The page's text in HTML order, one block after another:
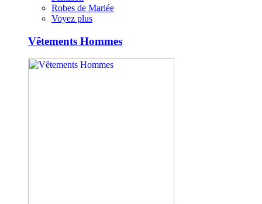
Robes de Mariée
Voyez plus
Vêtements Hommes